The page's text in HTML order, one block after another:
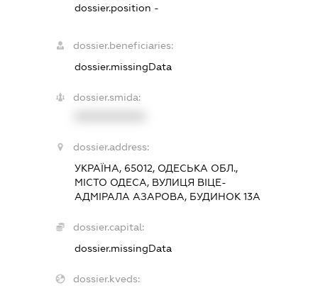
dossier.position -
dossier.beneficiaries:
dossier.missingData
dossier.smida:
dossier.address:
УКРАЇНА, 65012, ОДЕСЬКА ОБЛ.,
МІСТО ОДЕСА, ВУЛИЦЯ ВІЦЕ-
АДМІРАЛА АЗАРОВА, БУДИНОК 13А
dossier.capital:
dossier.missingData
dossier.kveds: